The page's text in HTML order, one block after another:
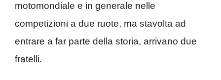
motomondiale e in generale nelle
competizioni a due ruote, ma stavolta ad
entrare a far parte della storia, arrivano due
fratelli.